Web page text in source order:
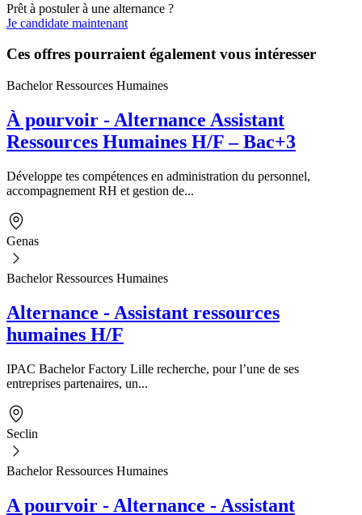
Prêt à postuler à une alternance ?
Je candidate maintenant
Ces offres pourraient également vous intéresser
Bachelor Ressources Humaines
À pourvoir - Alternance Assistant
Ressources Humaines H/F – Bac+3
Développe tes compétences en administration du personnel,
accompagnement RH et gestion de...
Genas
Bachelor Ressources Humaines
Alternance - Assistant ressources
humaines H/F
IPAC Bachelor Factory Lille recherche, pour l’une de ses
entreprises partenaires, un...
Seclin
Bachelor Ressources Humaines
A pourvoir - Alternance - Assistant